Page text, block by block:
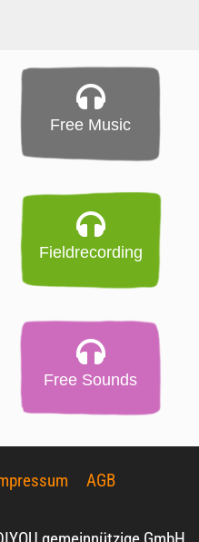
Free Music
Fieldrecording
Free Sounds
AGB